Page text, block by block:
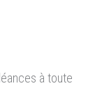
à toute